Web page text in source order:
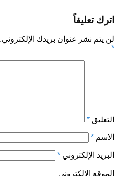
اترك تعليقاً
لن يتم نشر عنوان بريدك الإلكتروني.
*
التعليق *
الاسم *
البريد الإلكتروني *
الموقع الإلكتروني